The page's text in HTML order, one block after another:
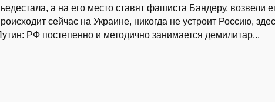
а на его место ставят фашиста Бандеру, возвели
сейчас на Украине, никогда не устроит Россию,
РФ постепенно и методично занимается демилитар...